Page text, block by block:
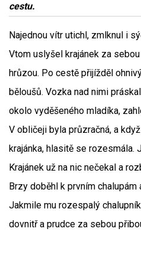
cestu.
Najednou vítr utichl, zmlknul i
Vtom uslyšel krajánek za
hrůzou. Po cestě přijížděl
běloušů. Vozka nad nimi
okolo vyděšeného mladíka,
V obličeji byla průzračná, a
krajánka, hlasitě se rozesmála.
Krajánek už na nic nečekal a
Brzy doběhl k prvním
Jakmile mu rozespalý
dovnitř a prudce za sebou